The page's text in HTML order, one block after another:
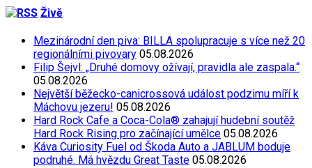
Živě
Mezinárodní den piva: BILLA spolupracuje s více než 20
regionálními pivovary 05.08.2026
Filip Šejvl: „Druhé domovy ožívají, pravidla ale zaspala.“
05.08.2026
Největší běžecko-canicrossová událost podzimu míří k
Máchovu jezeru! 05.08.2026
Hard Rock Cafe a Coca-Cola® zahajují hudební soutěž
Hard Rock Rising pro začínající umělce 05.08.2026
Káva Curiosity Fuel od Škoda Auto a JABLUM boduje
podruhé. Má hvězdu Great Taste 05.08.2026